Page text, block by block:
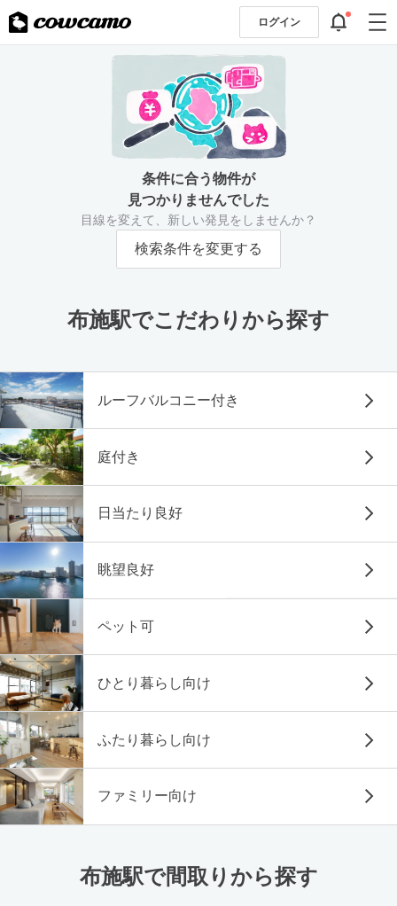
ログイン
条件に合う物件が
見つかりませんでした
目線を変えて、新しい発見をしませんか？
検索条件を変更する
布施駅でこだわりから探す
ルーフバルコニー付き
庭付き
日当たり良好
眺望良好
ペット可
ひとり暮らし向け
ふたり暮らし向け
ファミリー向け
布施駅で間取りから探す